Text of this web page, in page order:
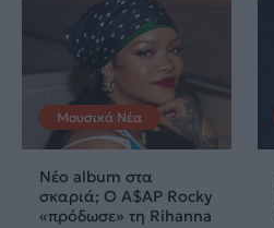
Μουσικά Νέα
Νέο album στα
σκαριά; Ο A$AP Rocky
«πρόδωσε» τη Rihanna